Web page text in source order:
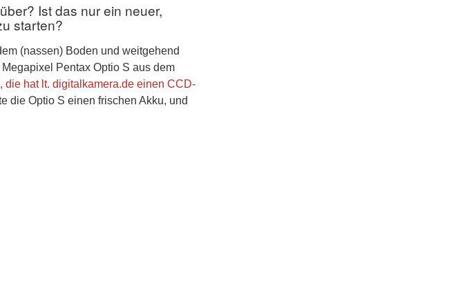
Ist das nur ein neuer,
starten?
(nassen) Boden und weitgehend
Pentax Optio S aus dem
die hat lt. digitalkamera.de einen CCD-
die Optio S einen frischen Akku, und